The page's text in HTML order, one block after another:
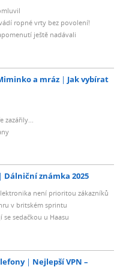
ropné vrty bez povolení!
ještě nadávali
a mráz
Jak vybírat
Dálniční známka 2025
není prioritou zákazníků
v britském sprintu
sedačkou u Haasu
Nejlepší VPN –